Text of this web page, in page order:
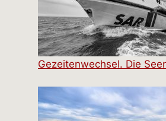
Gezeitenwechsel. Die